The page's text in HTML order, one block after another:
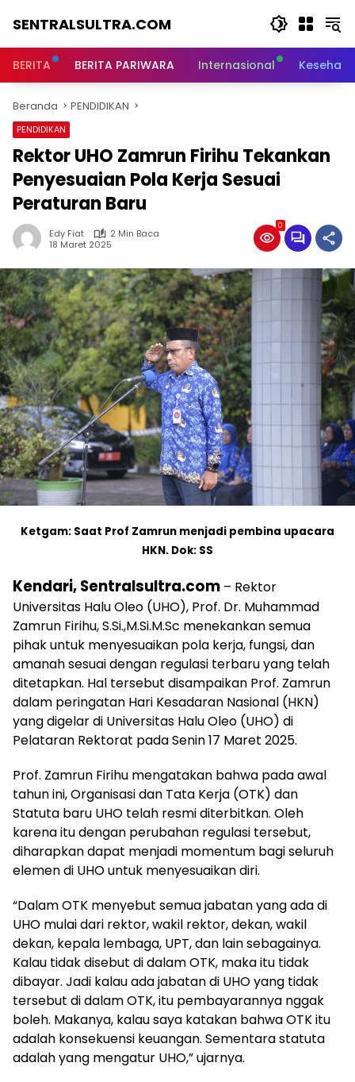
SENTRALSULTRA.COM
BERITA BERITA PARIWARA Internasional
Beranda PENDIDIKAN
PENDIDIKAN
Rektor UHO Zamrun Firihu Tekankan
Penyesuaian Pola Kerja Sesuai
Peraturan Baru
Edy Fiat
2 Min Baca
18 Maret 2025
0
Ketgam: Saat Prof Zamrun menjadi pembina upacara
HKN. Dok: SS
Kendari, Sentralsultra.com – Rektor
Universitas Halu Oleo (UHO), Prof. Dr. Muhammad
Zamrun Firihu, S.Si.,M.Si.M.Sc menekankan semua
pihak untuk menyesuaikan pola kerja, fungsi, dan
amanah sesuai dengan regulasi terbaru yang telah
ditetapkan. Hal tersebut disampaikan Prof. Zamrun
dalam peringatan Hari Kesadaran Nasional (HKN)
yang digelar di Universitas Halu Oleo (UHO) di
Pelataran Rektorat pada Senin 17 Maret 2025.
Prof. Zamrun Firihu mengatakan bahwa pada awal
tahun ini, Organisasi dan Tata Kerja (OTK) dan
Statuta baru UHO telah resmi diterbitkan. Oleh
karena itu dengan perubahan regulasi tersebut,
diharapkan dapat menjadi momentum bagi seluruh
elemen di UHO untuk menyesuaikan diri.
“Dalam OTK menyebut semua jabatan yang ada di
UHO mulai dari rektor, wakil rektor, dekan, wakil
dekan, kepala lembaga, UPT, dan lain sebagainya.
Kalau tidak disebut di dalam OTK, maka itu tidak
dibayar. Jadi kalau ada jabatan di UHO yang tidak
tersebut di dalam OTK, itu pembayarannya nggak
boleh. Makanya, kalau saya katakan bahwa OTK itu
adalah konsekuensi keuangan. Sementara statuta
adalah yang mengatur UHO,” ujarnya.